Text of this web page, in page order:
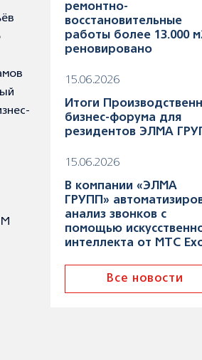
ремонтно-
восстановительные
работы более 13.000
реновировано
15.06.2026
Итоги
бизнес-форума для
резидентов ЭЛМА
15.06.2026
В компании «ЭЛМА
ГРУПП»
анализ звонков с
помощью
интеллекта от МТС
Все новости